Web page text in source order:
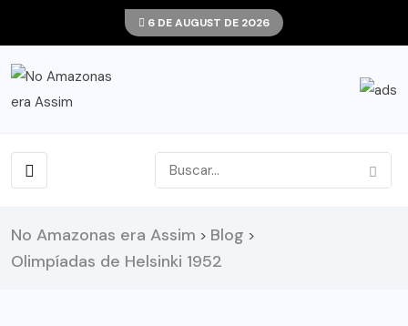
6 DE AUGUST DE 2026
No Amazonas era Assim > Blog >
Olimpíadas de Helsinki 1952